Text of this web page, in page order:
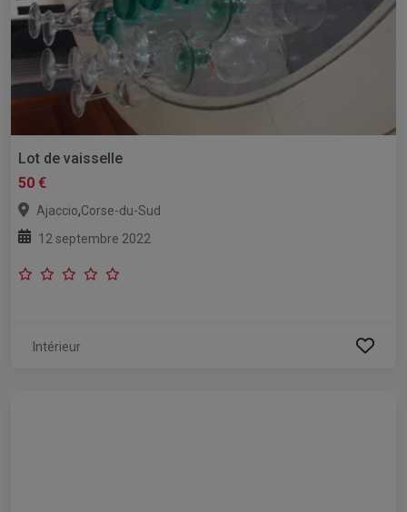
Lot de vaisselle
50 €
Ajaccio,Corse-du-Sud
12 septembre 2022
Intérieur